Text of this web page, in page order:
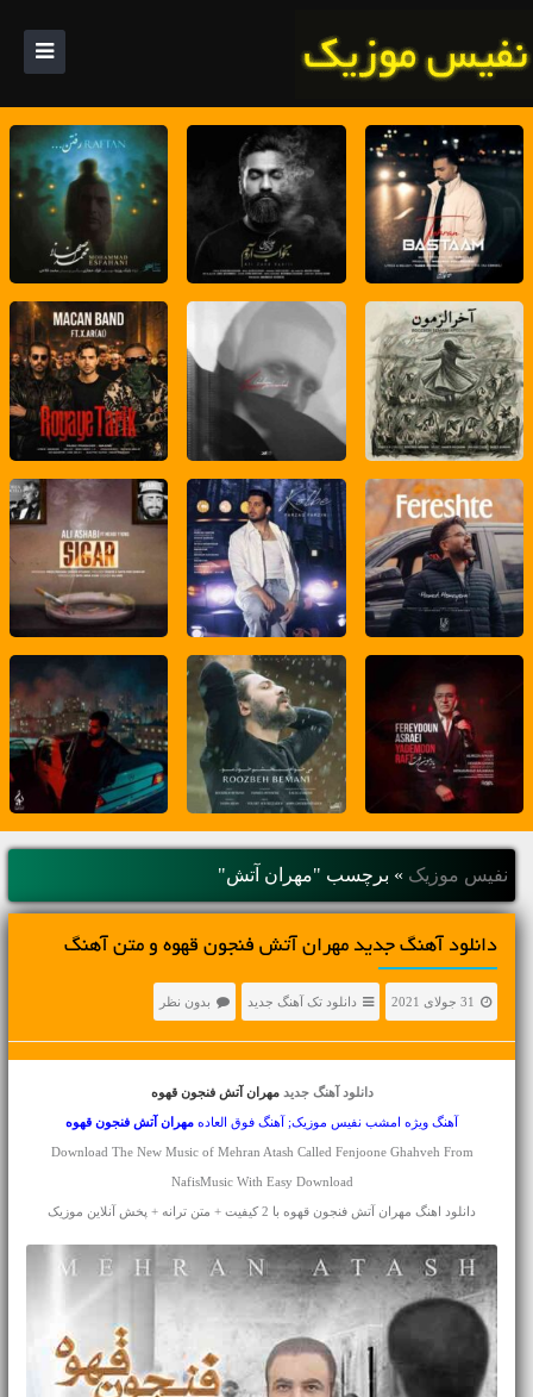
نفیس موزیک » برچسب "مهران آتش"
دانلود آهنگ جديد مهران آتش فنجون قهوه و متن آهنگ
31 جولای 2021 دانلود تک آهنگ جدید بدون نظر
دانلود آهنگ جدید مهران آتش فنجون قهوه
آهنگ ویژه امشب نفیس موزیک; آهنگ فوق العاده مهران آتش فنجون قهوه
Download The New Music of Mehran Atash Called Fenjoone Ghahveh From
NafisMusic With Easy Download
دانلود اهنگ مهران آتش فنجون قهوه با 2 کیفیت + متن ترانه + پخش آنلاین موزیک